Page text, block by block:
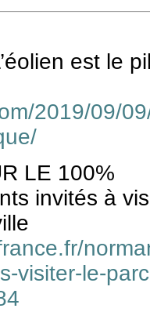
est le
2019/09/
LE 100%
invités à
visiter-le-